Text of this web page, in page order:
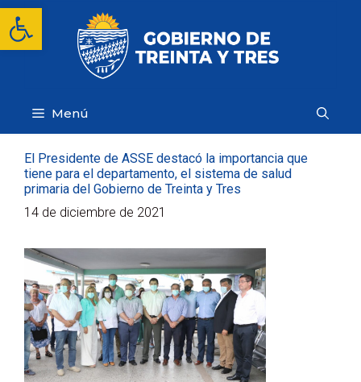
Abrir barra de herramientas
Saltar
contenido
Menú
El Presidente de ASSE destacó la importancia que
tiene para el departamento, el sistema de salud
primaria del Gobierno de Treinta y Tres
14 de diciembre de 2021